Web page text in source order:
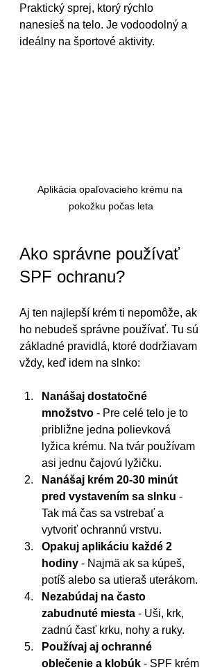
Praktický sprej, ktorý rýchlo
nanesieš na telo. Je vodoodolný a
ideálny na športové aktivity.
Aplikácia opaľovacieho krému na
pokožku počas leta
Ako správne používať
SPF ochranu?
Aj ten najlepší krém ti nepomôže, ak
ho nebudeš správne používať. Tu sú
základné pravidlá, ktoré dodržiavam
vždy, keď idem na slnko:
Nanášaj dostatočné
množstvo - Pre celé telo je to
približne jedna polievková
lyžica krému. Na tvár používam
asi jednu čajovú lyžičku.
Nanášaj krém 20-30 minút
pred vystavením sa slnku -
Tak má čas sa vstrebať a
vytvoriť ochrannú vrstvu.
Opakuj aplikáciu každé 2
hodiny - Najmä ak sa kúpeš,
potíš alebo sa utieraš uterákom.
Nezabúdaj na často
zabudnuté miesta - Uši, krk,
zadnú časť krku, nohy a ruky.
Používaj aj ochranné
oblečenie a klobúk - SPF krém